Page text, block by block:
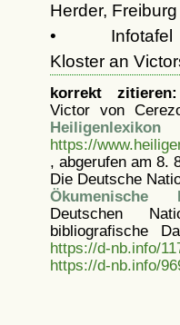
Herder,
•
Kloster an
korrekt zitieren:
Victor von
Heiligenlexikon
https://
, abgerufen am 8.
Die Deutsche
Ökumenische
Deutschen
bibliografische
https://d-nb.info/
https://d-nb.info/